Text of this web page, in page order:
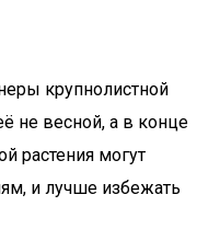
крупнолистной
не весной, а в конце
растения могут
и лучше избежать